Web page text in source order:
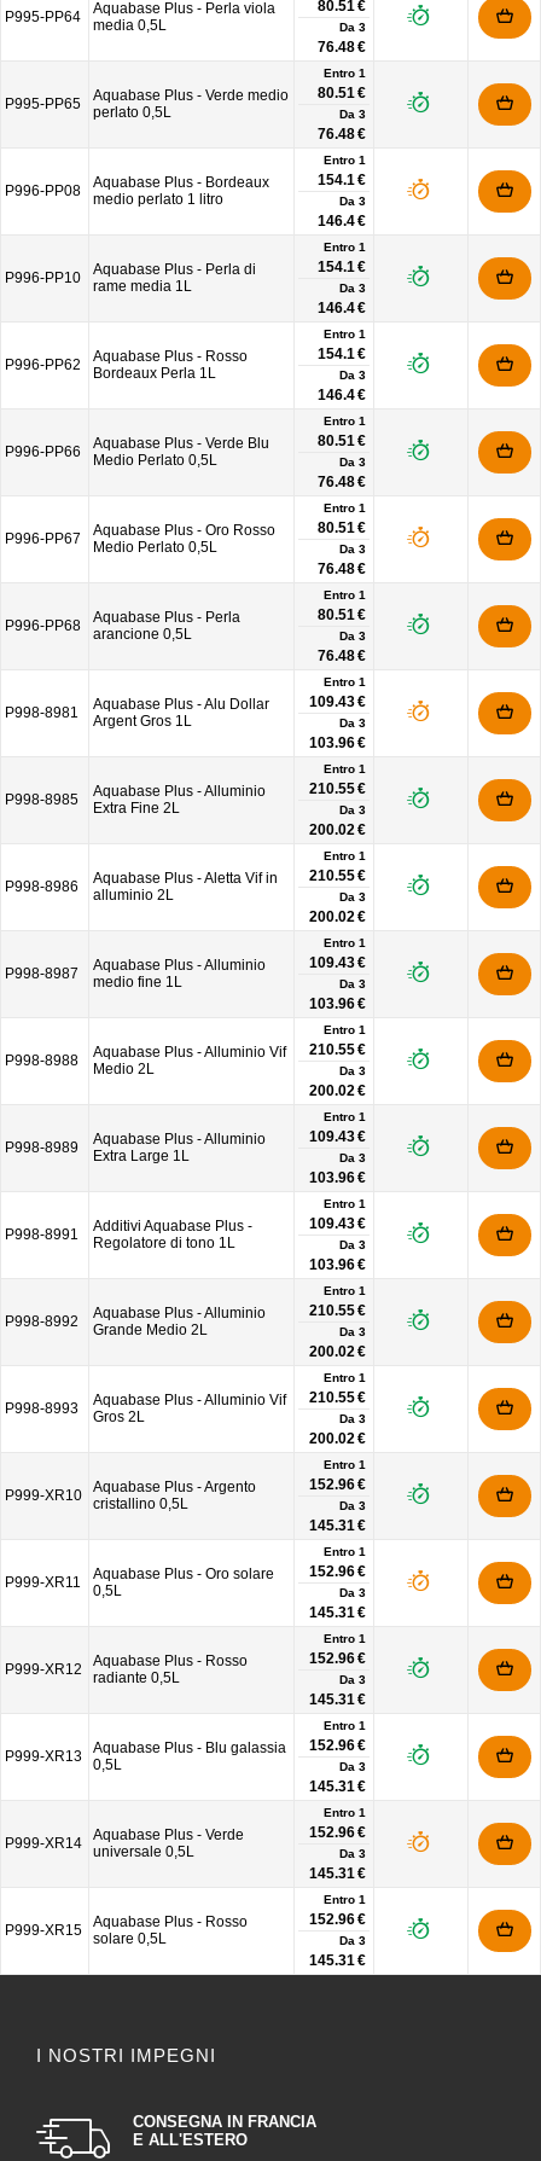
P995-PP64
Aquabase Plus - Perla viola
media 0,5L
80.51 €
Da 3
76.48 €
P995-PP65
Aquabase Plus - Verde medio
perlato 0,5L
Entro 1
80.51 €
Da 3
76.48 €
P996-PP08
Aquabase Plus - Bordeaux
medio perlato 1 litro
Entro 1
154.1 €
Da 3
146.4 €
P996-PP10
Aquabase Plus - Perla di
rame media 1L
Entro 1
154.1 €
Da 3
146.4 €
P996-PP62
Aquabase Plus - Rosso
Bordeaux Perla 1L
Entro 1
154.1 €
Da 3
146.4 €
P996-PP66
Aquabase Plus - Verde Blu
Medio Perlato 0,5L
Entro 1
80.51 €
Da 3
76.48 €
P996-PP67
Aquabase Plus - Oro Rosso
Medio Perlato 0,5L
Entro 1
80.51 €
Da 3
76.48 €
P996-PP68
Aquabase Plus - Perla
arancione 0,5L
Entro 1
80.51 €
Da 3
76.48 €
P998-8981
Aquabase Plus - Alu Dollar
Argent Gros 1L
Entro 1
109.43 €
Da 3
103.96 €
P998-8985
Aquabase Plus - Alluminio
Extra Fine 2L
Entro 1
210.55 €
Da 3
200.02 €
P998-8986
Aquabase Plus - Aletta Vif in
alluminio 2L
Entro 1
210.55 €
Da 3
200.02 €
P998-8987
Aquabase Plus - Alluminio
medio fine 1L
Entro 1
109.43 €
Da 3
103.96 €
P998-8988
Aquabase Plus - Alluminio Vif
Medio 2L
Entro 1
210.55 €
Da 3
200.02 €
P998-8989
Aquabase Plus - Alluminio
Extra Large 1L
Entro 1
109.43 €
Da 3
103.96 €
P998-8991
Additivi Aquabase Plus -
Regolatore di tono 1L
Entro 1
109.43 €
Da 3
103.96 €
P998-8992
Aquabase Plus - Alluminio
Grande Medio 2L
Entro 1
210.55 €
Da 3
200.02 €
P998-8993
Aquabase Plus - Alluminio Vif
Gros 2L
Entro 1
210.55 €
Da 3
200.02 €
P999-XR10
Aquabase Plus - Argento
cristallino 0,5L
Entro 1
152.96 €
Da 3
145.31 €
P999-XR11
Aquabase Plus - Oro solare
0,5L
Entro 1
152.96 €
Da 3
145.31 €
P999-XR12
Aquabase Plus - Rosso
radiante 0,5L
Entro 1
152.96 €
Da 3
145.31 €
P999-XR13
Aquabase Plus - Blu galassia
0,5L
Entro 1
152.96 €
Da 3
145.31 €
P999-XR14
Aquabase Plus - Verde
universale 0,5L
Entro 1
152.96 €
Da 3
145.31 €
P999-XR15
Aquabase Plus - Rosso
solare 0,5L
Entro 1
152.96 €
Da 3
145.31 €
I NOSTRI IMPEGNI
CONSEGNA IN FRANCIA
E ALL'ESTERO